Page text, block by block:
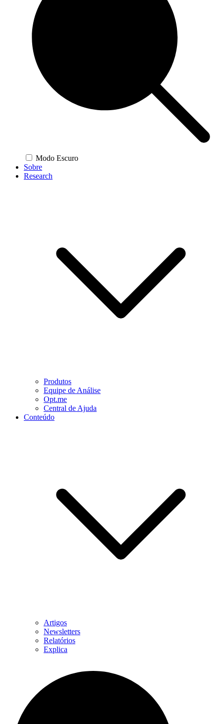
Modo Escuro
Sobre
Research
Produtos
Equipe de Análise
Opt.me
Central de Ajuda
Conteúdo
Artigos
Newsletters
Relatórios
Explica